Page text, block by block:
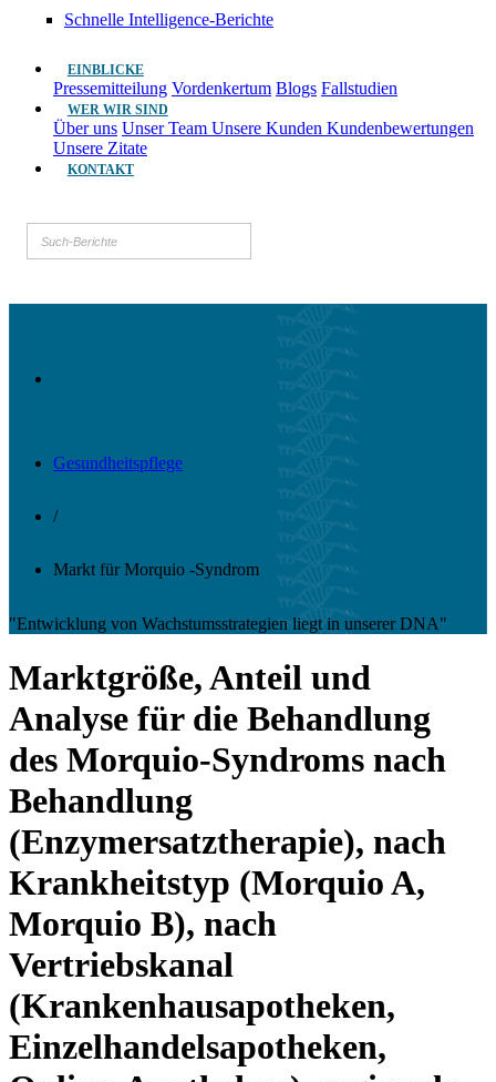
Schnelle Intelligence-Berichte
EINBLICKE
Pressemitteilung Vordenkertum Blogs Fallstudien
WER WIR SIND
Über uns Unser Team Unsere Kunden Kundenbewertungen
Unsere Zitate
KONTAKT
Gesundheitspflege
/
Markt für Morquio -Syndrom
"Entwicklung von Wachstumsstrategien liegt in unserer DNA"
Marktgröße, Anteil und
Analyse für die Behandlung
des Morquio-Syndroms nach
Behandlung
(Enzymersatztherapie), nach
Krankheitstyp (Morquio A,
Morquio B), nach
Vertriebskanal
(Krankenhausapotheken,
Einzelhandelsapotheken,